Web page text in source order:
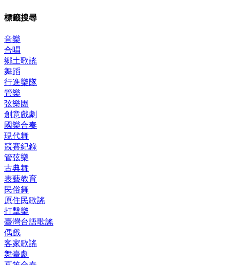
標籤搜尋
音樂
合唱
鄉土歌謠
舞蹈
行進樂隊
管樂
弦樂團
創意戲劇
國樂合奏
現代舞
競賽紀錄
管弦樂
古典舞
表藝教育
民俗舞
原住民歌謠
打擊樂
臺灣台語歌謠
偶戲
客家歌謠
舞臺劇